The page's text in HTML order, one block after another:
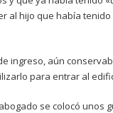
al hijo que había
ingreso, aún
para entrar al
se colocó unos